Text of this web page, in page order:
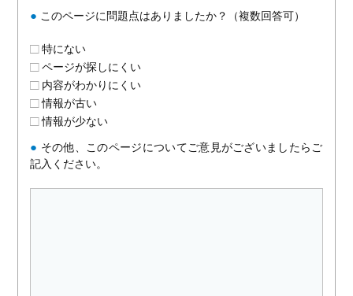
● このページに問題点はありましたか？（複数回答可）
特にない
ページが探しにくい
内容がわかりにくい
情報が古い
情報が少ない
● その他、このページについてご意見がございましたらご
記入ください。